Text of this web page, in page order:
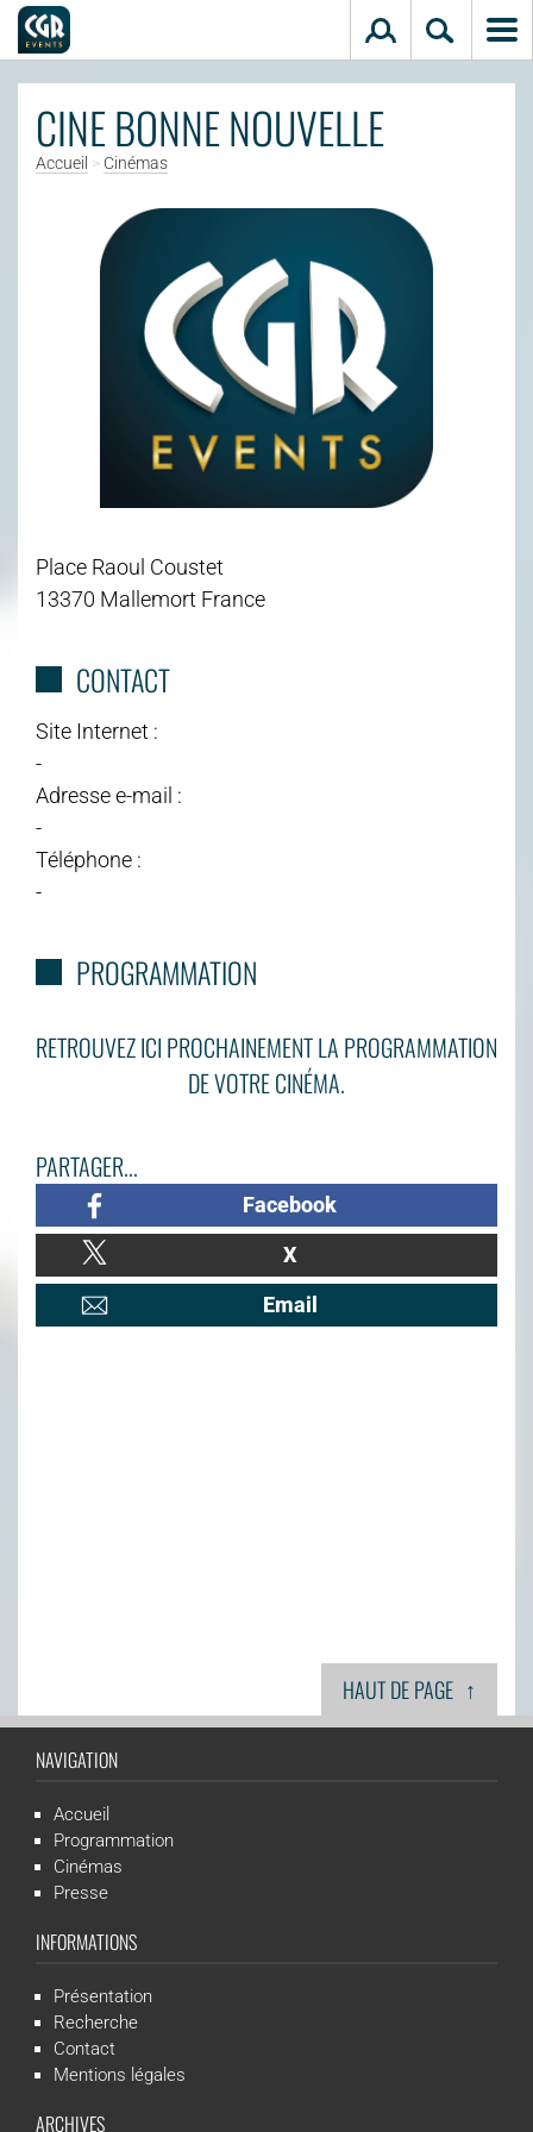
CINE BONNE NOUVELLE
Accueil > Cinémas
Place Raoul Coustet
13370 Mallemort France
CONTACT
Site Internet :
-
Adresse e-mail :
-
Téléphone :
-
PROGRAMMATION
RETROUVEZ ICI PROCHAINEMENT LA PROGRAMMATION
DE VOTRE CINÉMA.
PARTAGER...
Facebook
X
Email
HAUT DE PAGE ↑
NAVIGATION
Accueil
Programmation
Cinémas
Presse
INFORMATIONS
Présentation
Recherche
Contact
Mentions légales
ARCHIVES